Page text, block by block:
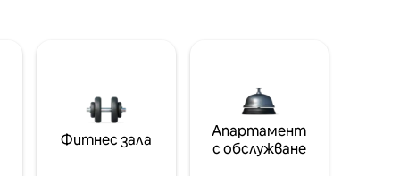
Фитнес зала
Апартамент
с обслужване